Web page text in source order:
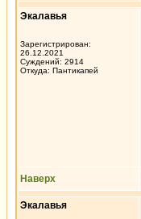
Экалавья
Зарегистрирован:
26.12.2021
Суждений: 2914
Откуда: Пантикапей
Наверх
Экалавья